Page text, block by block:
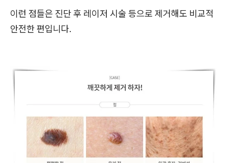
이런 점들은 진단 후 레이저 시술 등으로 제거해도 비교적
안전한 편입니다.